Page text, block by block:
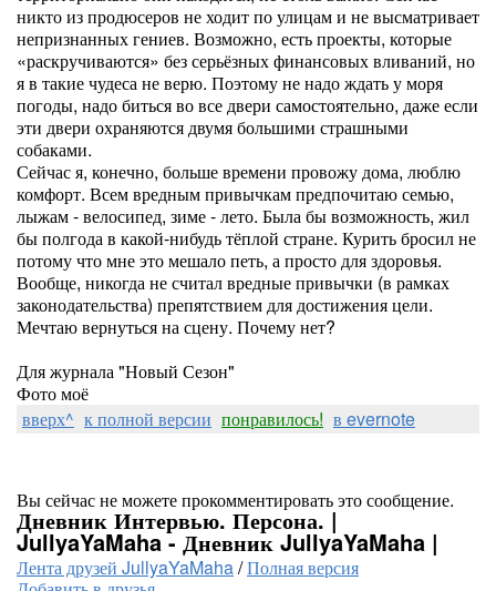
никто из продюсеров не ходит по улицам и не высматривает
непризнанных гениев. Возможно, есть проекты, которые
«раскручиваются» без серьёзных финансовых вливаний, но
я в такие чудеса не верю. Поэтому не надо ждать у моря
погоды, надо биться во все двери самостоятельно, даже если
эти двери охраняются двумя большими страшными
собаками.
Сейчас я, конечно, больше времени провожу дома, люблю
комфорт. Всем вредным привычкам предпочитаю семью,
лыжам - велосипед, зиме - лето. Была бы возможность, жил
бы полгода в какой-нибудь тёплой стране. Курить бросил не
потому что мне это мешало петь, а просто для здоровья.
Вообще, никогда не считал вредные привычки (в рамках
законодательства) препятствием для достижения цели.
Мечтаю вернуться на сцену. Почему нет?
Для журнала "Новый Сезон"
Фото моё
вверх^ к полной версии понравилось! в evernote
Вы сейчас не можете прокомментировать это сообщение.
Дневник Интервью. Персона. |
JullyaYaMaha - Дневник JullyaYaMaha |
Лента друзей JullyaYaMaha/Полная версия